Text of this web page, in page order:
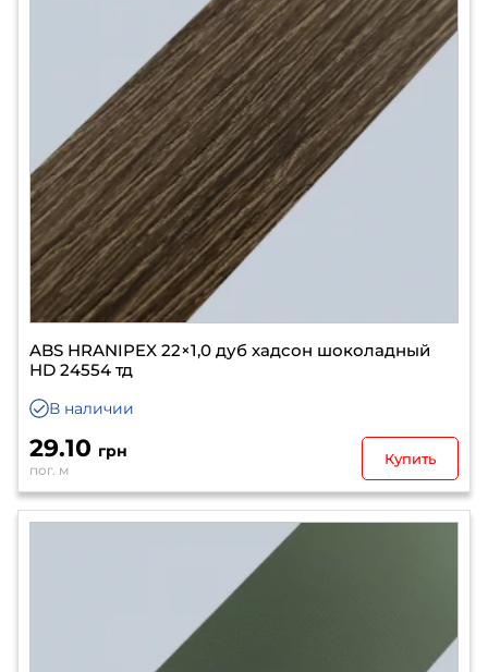
ABS HRANIPEX 22×1,0 дуб хадсон шоколадный
HD 24554 тд
В наличии
29.10 грн
пог. м
Купить